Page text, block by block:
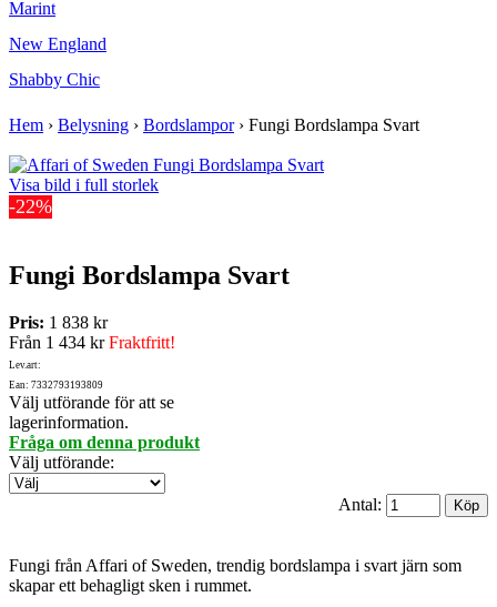
Marint
New England
Shabby Chic
Hem › Belysning › Bordslampor› Fungi Bordslampa Svart
Visa bild i full storlek
-22%
Fungi Bordslampa Svart
Pris: 1 838 kr
Från 1 434 krFraktfritt!
Lev.art:
Ean: 7332793193809
Välj utförande för att se
lagerinformation.
Fråga om denna produkt
Välj utförande:
Antal:
Fungi från Affari of Sweden, trendig bordslampa i svart järn som
skapar ett behagligt sken i rummet.